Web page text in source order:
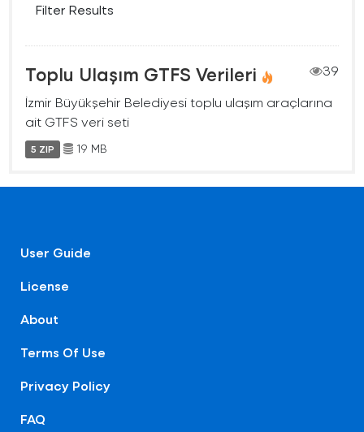
Filter Results
Toplu Ulaşım GTFS Verileri
39
İzmir Büyükşehir Belediyesi toplu ulaşım araçlarına
ait GTFS veri seti
5 ZIP 19 MB
User Guide
License
About
Terms Of Use
Privacy Policy
FAQ